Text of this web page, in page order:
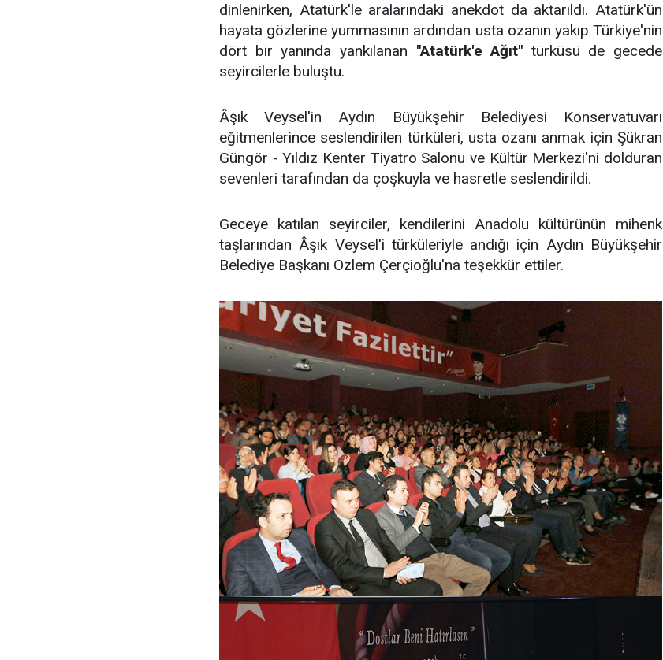
dinlenirken, Atatürk'le aralarındaki anekdot da aktarıldı. Atatürk'ün
hayata gözlerine yummasının ardından usta ozanın yakıp Türkiye'nin
dört bir yanında yankılanan "Atatürk'e Ağıt" türküsü de gecede
seyircilerle buluştu.
Âşık Veysel'in Aydın Büyükşehir Belediyesi Konservatuvarı
eğitmenlerince seslendirilen türküleri, usta ozanı anmak için Şükran
Güngör - Yıldız Kenter Tiyatro Salonu ve Kültür Merkezi'ni dolduran
sevenleri tarafından da çoşkuyla ve hasretle seslendirildi.
Geceye katılan seyirciler, kendilerini Anadolu kültürünün mihenk
taşlarından Âşık Veysel'i türküleriyle andığı için Aydın Büyükşehir
Belediye Başkanı Özlem Çerçioğlu'na teşekkür ettiler.